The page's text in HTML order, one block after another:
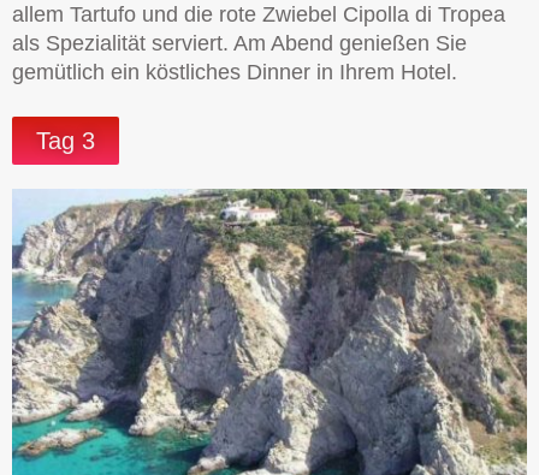
allem Tartufo und die rote Zwiebel Cipolla di Tropea
als Spezialität serviert. Am Abend genießen Sie
gemütlich ein köstliches Dinner in Ihrem Hotel.
Tag 3